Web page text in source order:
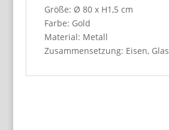
Größe: Ø 80 x H1,5 cm
Farbe: Gold
Material: Metall
Zusammensetzung: Eisen, Glas